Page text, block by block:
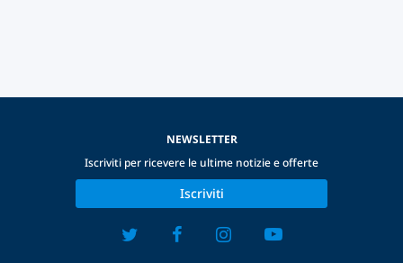
NEWSLETTER
Iscriviti per ricevere le ultime notizie e offerte
Iscriviti